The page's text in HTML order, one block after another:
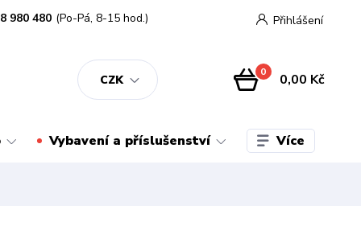
CZK
Přihlášení
980 480 (Po-Pá, 8-15 hod.)
0 0,00 Kč
Vybavení a příslušenství Více